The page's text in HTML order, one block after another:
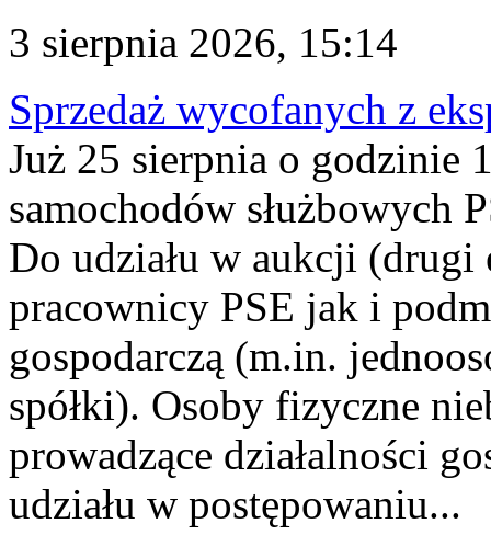
3 sierpnia 2026, 15:14
Sprzedaż wycofanych z
Już 25 sierpnia o godzinie
samochodów służbowych
Do udziału w aukcji (drugi
pracownicy PSE jak i
gospodarczą (m.in.
spółki). Osoby fizyczne
prowadzące działalności
udziału w postępowaniu...